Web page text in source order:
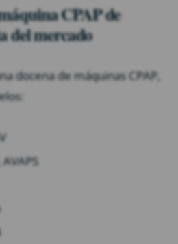
CPAP de
del mercado
docena de máquinas CPAP,